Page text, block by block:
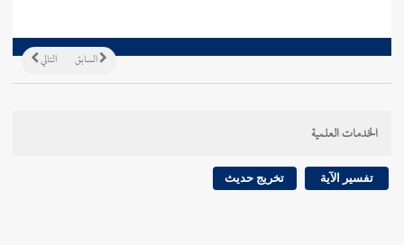
التالي السابق
الخدمات العلمية
تفسير الآية تخريج حديث